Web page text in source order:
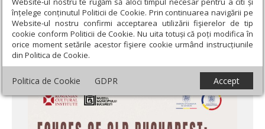
înțelege conținutul Politicii de Cookie. Prin continuarea navigării pe
Website-ul nostru confirmi acceptarea utilizării fişierelor de tip
cookie conform Politicii de Cookie. Nu uita totuși că poți modifica în
orice moment setările acestor fişiere cookie urmând instrucțiunile
din Politica de Cookie.
Politica de Cookie GDPR Accept
Ziarul Lumina › Educaţie și Cultură › Cultură › Evenimente la
Londra de Ziua Culturii Naționale
Evenimente la Londra de Ziua Culturii
Naționale